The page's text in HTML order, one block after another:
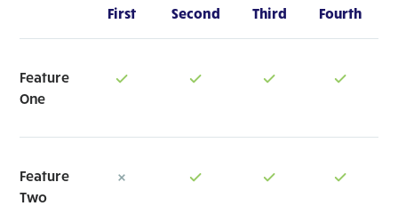
First Second Third Fourth
Feature
One
Feature
Two